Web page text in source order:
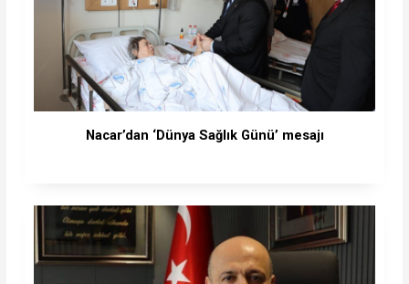
Nacar’dan ‘Dünya Sağlık Günü’ mesajı